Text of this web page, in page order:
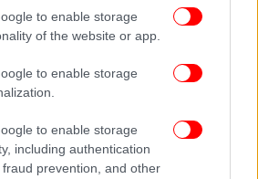
to enable storage
of the website or app.
to enable storage
to enable storage
including authentication
prevention, and other
του αρέσει να ακούει «όλα τα
διαφορετικές εποχές και είδη
ασχολείται.
λάθος να προσπαθούμε να
μια τάση. Μέχρι να
η τάση έχει εξαφανιστεί»